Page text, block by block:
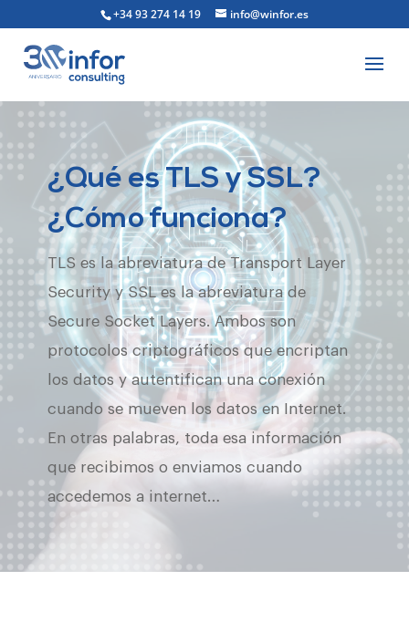
+34 93 274 14 19 info@winfor.es
¿Qué es TLS y SSL?
¿Cómo funciona?
TLS es la abreviatura de Transport Layer
Security y SSL es la abreviatura de
Secure Socket Layers. Ambos son
protocolos criptográficos que encriptan
los datos y autentifican una conexión
cuando se mueven los datos en Internet.
En otras palabras, toda esa información
que recibimos o enviamos cuando
accedemos a internet…